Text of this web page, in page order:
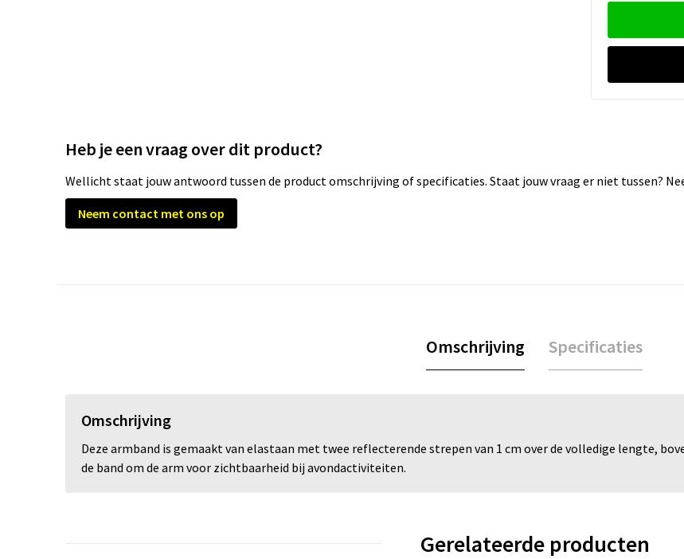
Heb je een vraag over dit product?
Wellicht staat jouw antwoord tussen de product omschrijving of specificaties. Staat jouw vraag er niet tussen?
Neem contact met ons op
Omschrijving Specificaties
Omschrijving
Deze armband is gemaakt van elastaan met twee reflecterende strepen van 1 cm over de volledige lengte,
de band om de arm voor zichtbaarheid bij avondactiviteiten.
Gerelateerde producten